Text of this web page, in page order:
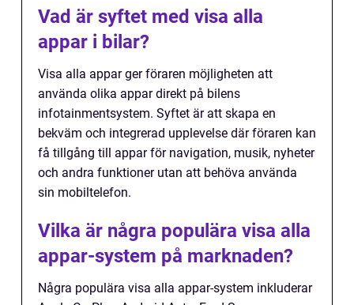
Vad är syftet med visa alla
appar i bilar?
Visa alla appar ger föraren möjligheten att
använda olika appar direkt på bilens
infotainmentsystem. Syftet är att skapa en
bekväm och integrerad upplevelse där föraren kan
få tillgång till appar för navigation, musik, nyheter
och andra funktioner utan att behöva använda
sin mobiltelefon.
Vilka är några populära visa alla
appar-system på marknaden?
Några populära visa alla appar-system inkluderar